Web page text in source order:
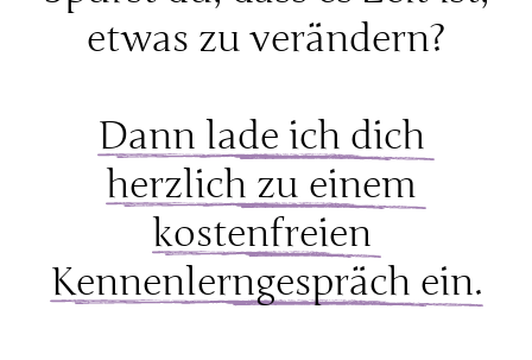
etwas zu verändern?
Dann lade ich
herzlich zu
Kennenlerngespräch ein.